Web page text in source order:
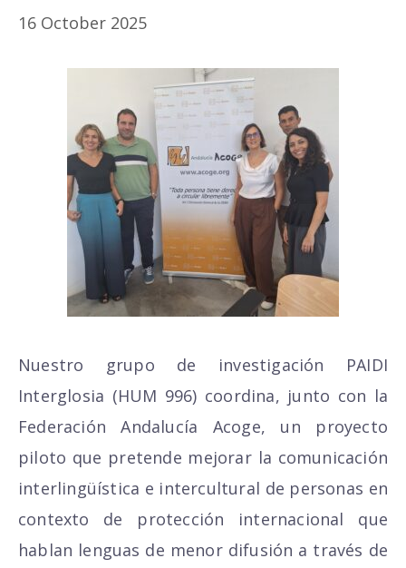
16 October 2025
Nuestro grupo de investigación PAIDI
Interglosia (HUM 996) coordina, junto con la
Federación Andalucía Acoge, un proyecto
piloto que pretende mejorar la comunicación
interlingüística e intercultural de personas en
contexto de protección internacional que
hablan lenguas de menor difusión a través de